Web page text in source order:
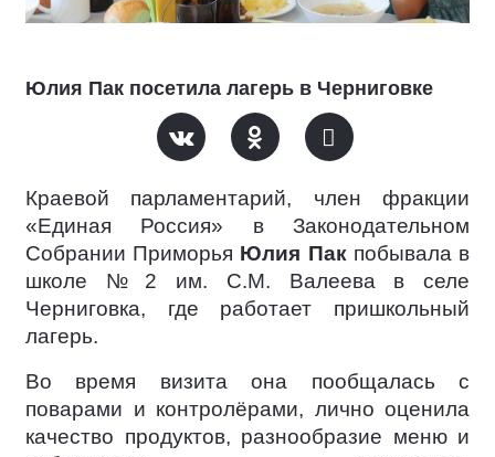
Юлия Пак посетила лагерь в Черниговке
Краевой парламентарий, член фракции
«Единая Россия» в Законодательном
Собрании Приморья Юлия Пакпобывала в
школе № 2 им. С.М. Валеева в селе
Черниговка, где работает пришкольный
лагерь.
Во время визита она пообщалась с
поварами и контролёрами, лично оценила
качество продуктов, разнообразие меню и